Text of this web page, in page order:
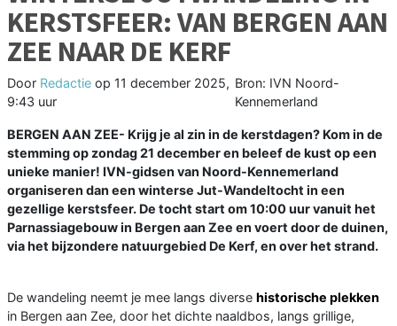
KERSTSFEER: VAN BERGEN AAN
ZEE NAAR DE KERF
Door Redactie op 11 december 2025,
9:43 uur
Bron: IVN Noord-
Kennemerland
BERGEN AAN ZEE- Krijg je al zin in de kerstdagen? Kom in de
stemming op zondag 21 december en beleef de kust op een
unieke manier! IVN-gidsen van Noord-Kennemerland
organiseren dan een winterse Jut-Wandeltocht in een
gezellige kerstsfeer. De tocht start om 10:00 uur vanuit het
Parnassiagebouw in Bergen aan Zee en voert door de duinen,
via het bijzondere natuurgebied De Kerf, en over het strand.
De wandeling neemt je mee langs diverse historische plekken
in Bergen aan Zee, door het dichte naaldbos, langs grillige,